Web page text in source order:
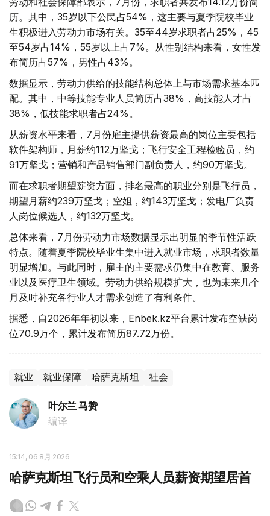
历。其中，35岁以下公民占54%，这主要与夏季院校毕业
生积极进入劳动力市场有关。35至44岁求职者占25%，45
至54岁占14%，55岁以上占7%。从性别结构来看，女性发
布简历占57%，男性占43%。
数据显示，劳动力供给的技能结构总体上与市场需求基本匹
配。其中，中等技能专业人员简历占38%，高技能人才占
38%，低技能求职者占24%。
从薪资水平来看，7月份雇主提供薪资最高的岗位主要包括
软件架构师，月薪约112万坚戈；飞行安全工程检验员，约
91万坚戈；营销和产品销售部门副负责人，约90万坚戈。
而在求职者期望薪资方面，排名最高的职业分别是飞行员，
期望月薪约239万坚戈；空姐，约143万坚戈；发电厂负责
人岗位候选人，约132万坚戈。
总体来看，7月份劳动力市场数据显示出明显的季节性活跃
特点。随着夏季院校毕业生集中进入就业市场，求职者数量
明显增加。与此同时，雇主的主要需求仍集中在教育、服务
业以及医疗卫生领域。劳动力供给规模扩大，也为未来几个
月及时补充各行业人才需求创造了有利条件。
据悉，自2026年年初以来，Enbek.kz平台累计发布空缺岗
位70.9万个，累计发布简历87.72万份。
就业 就业保障 哈萨克斯坦 社会
叶尔兰 马赞
编译
15:14, 06 8月 2026
哈萨克斯坦飞行员和空乘人员薪资期望居首